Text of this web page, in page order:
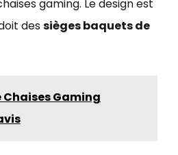
gaming. Le design est
dessièges baquets de
Chaises Gaming